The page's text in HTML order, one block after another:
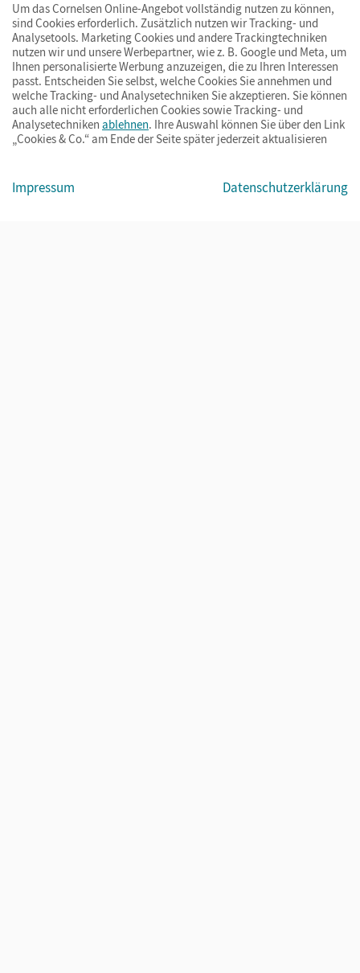
© Cornelsen Verlag 2026
ImpressumAGBDatenschutzBarrierefreiheitCookies & Co.
Um das Cornelsen Online-Angebot vollständig nutzen zu können,
sind Cookies erforderlich. Zusätzlich nutzen wir Tracking- und
Analysetools. Marketing Cookies und andere Trackingtechniken
nutzen wir und unsere Werbepartner, wie z. B. Google und Meta, um
Ihnen personalisierte Werbung anzuzeigen, die zu Ihren Interessen
passt. Entscheiden Sie selbst, welche Cookies Sie annehmen und
welche Tracking- und Analysetechniken Sie akzeptieren. Sie können
auch alle nicht erforderlichen Cookies sowie Tracking- und
Analysetechniken ablehnen. Ihre Auswahl können Sie über den Link
„Cookies & Co.“ am Ende der Seite später jederzeit aktualisieren
Impressum Datenschutzerklärung